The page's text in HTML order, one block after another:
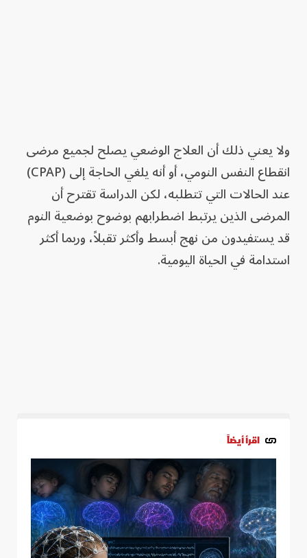
ولا يعني ذلك أن العلاج الوضعي يصلح لجميع مرضى
انقطاع النفس النومي، أو أنه يلغي الحاجة إلى (CPAP)
عند الحالات التي تتطلبه، لكن الدراسة تقترح أن
المرضى الذين يرتبط اضطرابهم بوضوح بوضعية النوم
قد يستفيدون من نهج أبسط وأكثر تقبلاً، وربما أكثر
استدامة في الحياة اليومية.
اقرأ أيضاً